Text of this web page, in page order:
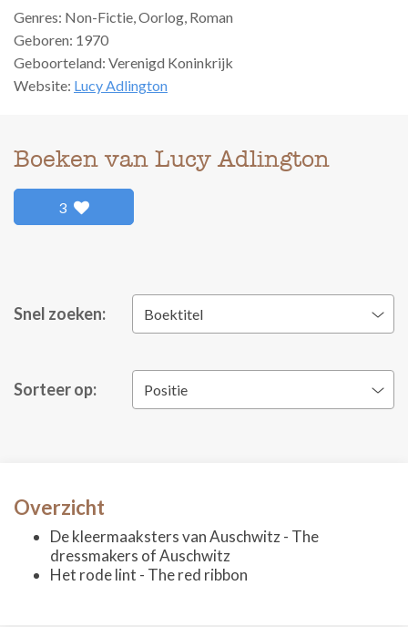
Genres: Non-Fictie, Oorlog, Roman
Geboren: 1970
Geboorteland: Verenigd Koninkrijk
Website: Lucy Adlington
Boeken van Lucy Adlington
3
Snel zoeken: Boektitel
Sorteer op: Positie
Overzicht
De kleermaaksters van Auschwitz - The
dressmakers of Auschwitz
Het rode lint - The red ribbon